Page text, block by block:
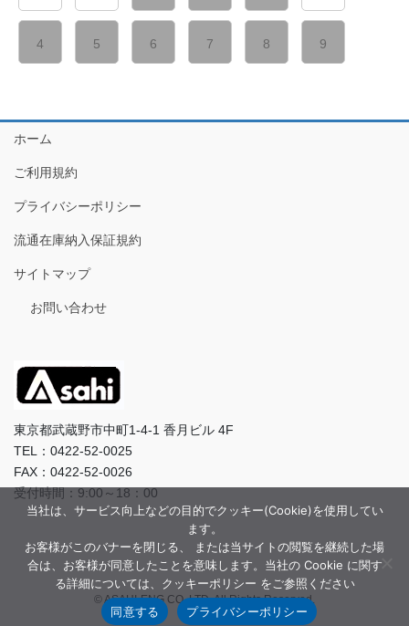
4 5 6 7 8 9
ホーム
ご利用規約
プライバシーポリシー
流通在庫納入保証規約
サイトマップ
お問い合わせ
東京都武蔵野市中町1-4-1 香月ビル 4F
TEL：0422-52-0025
FAX：0422-52-0026
受付時間：9:00～18：00
© ASAHI-ENG CO.,LTD. All Rights Reserved.
当社は、サービス向上などの目的でクッキー(Cookie)を使用してい
ます。
お客様がこのバナーを閉じる、 または当サイトの閲覧を継続した場
合は、お客様が同意したことを意味します。当社の Cookie に関す
る詳細については、クッキーポリシー をご参照ください
同意する
プライバシーポリシー